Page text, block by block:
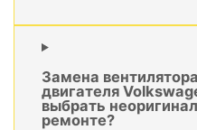
Замена
двигателя
выбрать
ремонте?